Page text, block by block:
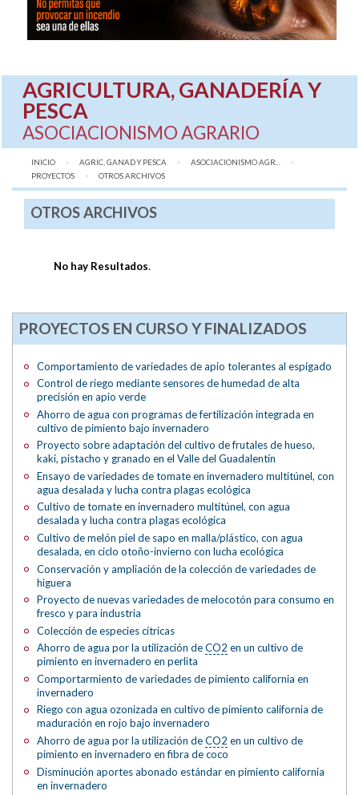
AGRICULTURA, GANADERÍA Y
PESCA
ASOCIACIONISMO AGRARIO
INICIO AGRIC, GANAD Y PESCA
ASOCIACIONISMO AGR...
PROYECTOS
AQUÍ:
OTROS ARCHIVOS
OTROS ARCHIVOS
No hay Resultados.
PROYECTOS EN CURSO Y FINALIZADOS
Comportamiento de variedades de apio tolerantes al espigado
Control de riego mediante sensores de humedad de alta
precisión en apio verde
Ahorro de agua con programas de fertilización integrada en
cultivo de pimiento bajo invernadero
Proyecto sobre adaptación del cultivo de frutales de hueso,
kaki, pistacho y granado en el Valle del Guadalentín
Ensayo de variedades de tomate en invernadero multitúnel, con
agua desalada y lucha contra plagas ecológica
Cultivo de tomate en invernadero multitúnel, con agua
desalada y lucha contra plagas ecológica
Cultivo de melón piel de sapo en malla/plástico, con agua
desalada, en ciclo otoño-invierno con lucha ecológica
Conservación y ampliación de la colección de variedades de
higuera
Proyecto de nuevas variedades de melocotón para consumo en
fresco y para industria
Colección de especies cítricas
Ahorro de agua por la utilización deCO2 en un cultivo de
pimiento en invernadero en perlita
Comportarmiento de variedades de pimiento california en
invernadero
Riego con agua ozonizada en cultivo de pimiento california de
maduración en rojo bajo invernadero
Ahorro de agua por la utilización deCO2 en un cultivo de
pimiento en invernadero en fibra de coco
Disminución aportes abonado estándar en pimiento california
en invernadero